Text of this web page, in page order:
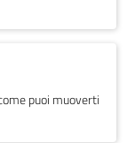
puoi muoverti